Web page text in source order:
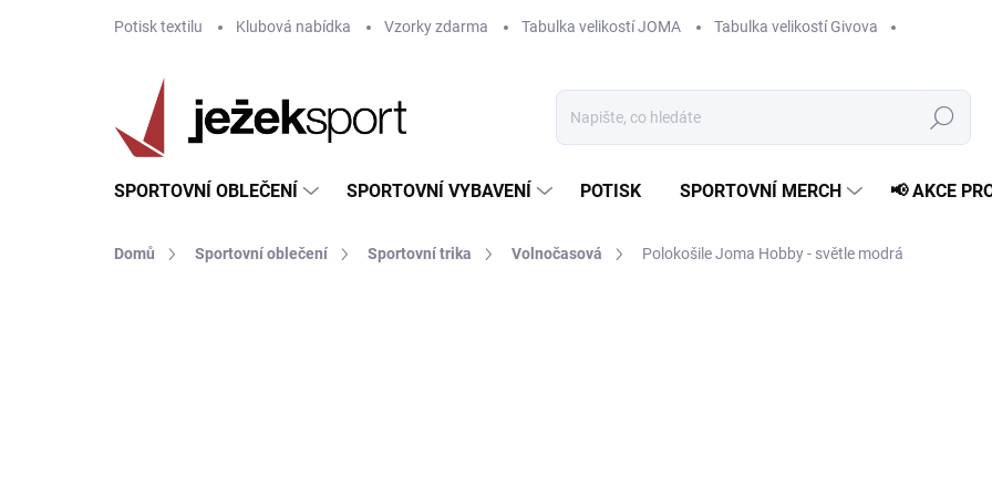
Potisk textilu Klubová nabídka Vzorky zdarma Tabulka velikostí JOMA Tabulka velikostí Givova
Hledat
SPORTOVNÍ OBLEČENÍ SPORTOVNÍ VYBAVENÍ POTISK SPORTOVNÍ MERCH 📢 AKCE
Domů Sportovní oblečení Sportovní trika Volnočasová Polokošile Joma Hobby - světle modrá